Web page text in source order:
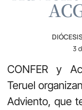
3
CONFER y
Teruel
Adviento, que